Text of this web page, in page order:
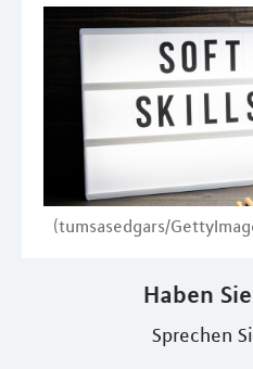
(tumsasedgars/
Haben
Sprechen